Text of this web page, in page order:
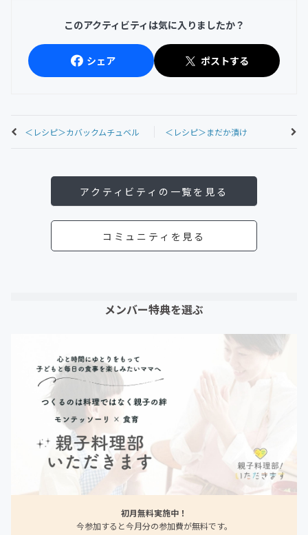
このアクティビティは気に入りましたか？
シェア ポストする
＜レシピ＞カバックムチュベル ＜レシピ＞まだか漬け
アクティビティの一覧を見る
コミュニティを見る
メンバー特典を選ぶ
初月無料実施中！
今参加すると今月分の参加費が無料です。